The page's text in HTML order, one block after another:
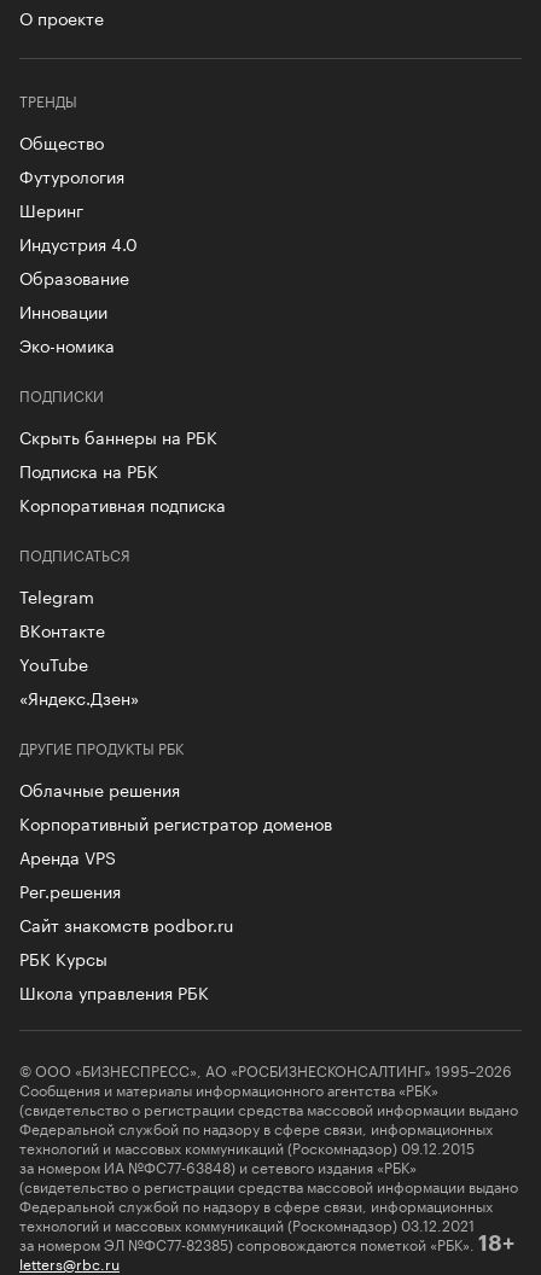
О проекте
ТРЕНДЫ
Общество
Футурология
Шеринг
Индустрия 4.0
Образование
Инновации
Эко-номика
ПОДПИСКИ
Скрыть баннеры на РБК
Подписка на РБК
Корпоративная подписка
ДРУГИЕ ПРОДУКТЫ РБК
Облачные решения
Корпоративный регистратор доменов
Аренда VPS
Рег.решения
Сайт знакомств podbor.ru
РБК Курсы
Школа управления РБК
ПОДПИСАТЬСЯ
Telegram
ВКонтакте
YouTube
«Яндекс.Дзен»
© ООО «БИЗНЕСПРЕСС», АО «РОСБИЗНЕСКОНСАЛТИНГ» 1995–2026
Сообщения и материалы информационного агентства «РБК»
(свидетельство о регистрации средства массовой информации выдано
Федеральной службой по надзору в сфере связи, информационных
технологий и массовых коммуникаций (Роскомнадзор) 09.12.2015
за номером ИА №ФС77-63848) и сетевого издания «РБК»
(свидетельство о регистрации средства массовой информации выдано
Федеральной службой по надзору в сфере связи, информационных
технологий и массовых коммуникаций (Роскомнадзор) 03.12.2021
за номером ЭЛ №ФС77-82385) сопровождаются пометкой «РБК». 18+
letters@rbc.ru